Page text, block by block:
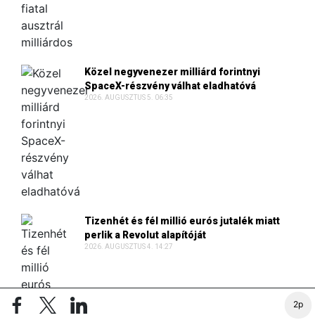
2p
Közel negyvenezer milliárd forintnyi
SpaceX-részvény válhat eladhatóvá
2026. AUGUSZTUS 5. 06:35
Tizenhét és fél millió eurós jutalék miatt
perlik a Revolut alapítóját
2026. AUGUSZTUS 4. 14:27